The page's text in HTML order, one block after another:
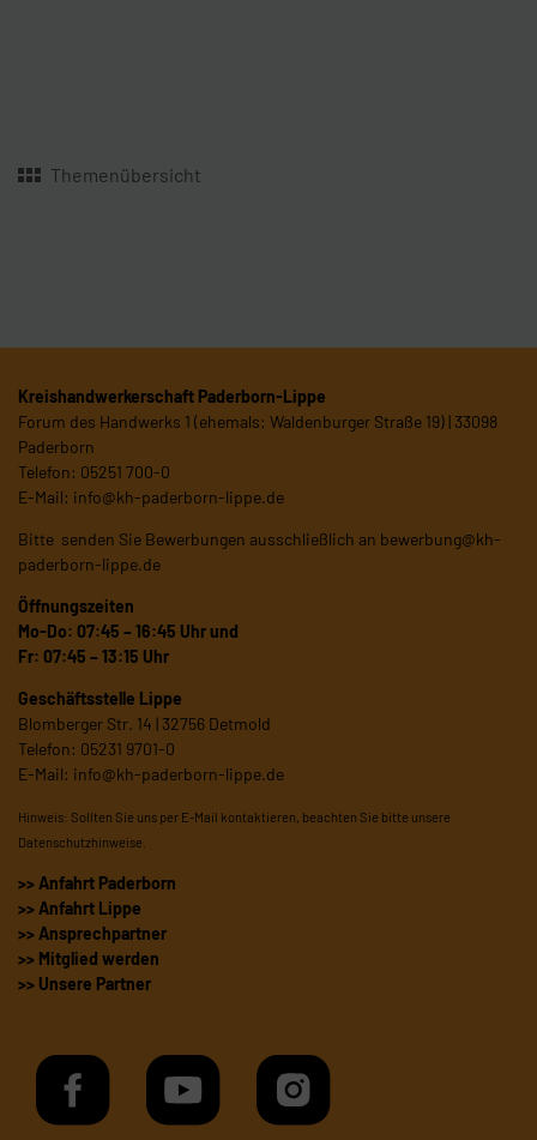
Themenübersicht
Kreishandwerkerschaft Paderborn-Lippe
Forum des Handwerks 1 (ehemals: Waldenburger Straße 19) | 33098
Paderborn
Telefon: 05251 700-0
E-Mail: info@kh-paderborn-lippe.de
Bitte senden Sie Bewerbungen ausschließlich an bewerbung@kh-
paderborn-lippe.de
Öffnungszeiten
Mo-Do: 07:45 – 16:45 Uhr und
Fr: 07:45 – 13:15 Uhr
Geschäftsstelle Lippe
Blomberger Str. 14 | 32756 Detmold
Telefon: 05231 9701-0
E-Mail: info@kh-paderborn-lippe.de
Hinweis: Sollten Sie uns per E-Mail kontaktieren, beachten Sie bitte unsere
Datenschutzhinweise
>> Anfahrt Paderborn
>> Anfahrt Lippe
>> Ansprechpartner
>> Mitglied werden
>> Unsere Partner